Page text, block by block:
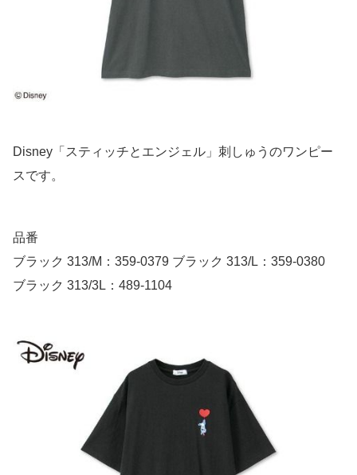
Disney「スティッチとエンジェル」刺しゅうのワンピー
スです。
品番
ブラック 313/M：359-0379 ブラック 313/L：359-0380
ブラック 313/3L：489-1104